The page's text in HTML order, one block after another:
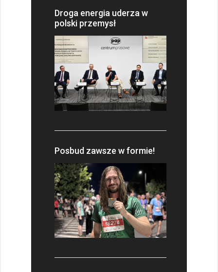
Droga energia uderza w
polski przemysł
Posbud zawsze w formie!